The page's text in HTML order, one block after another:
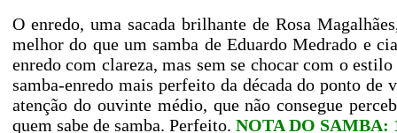
O enredo, uma sacada brilhante de Rosa
melhor do que um samba de Eduardo Medrado e
enredo com clareza, mas sem se chocar com o
samba-enredo mais perfeito da década do ponto
atenção do ouvinte médio, que não consegue
quem sabe de samba. Perfeito. NOTA DO SAMBA: